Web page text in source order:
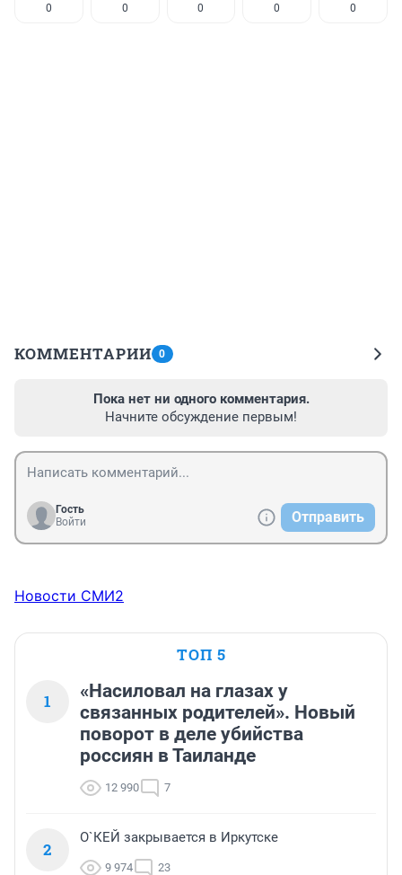
0 0 0 0 0
КОММЕНТАРИИ 0
Пока нет ни одного комментария.
Начните обсуждение первым!
Гость
Войти
Отправить
Новости СМИ2
ТОП 5
1
«Насиловал на глазах у
связанных родителей». Новый
поворот в деле убийства
россиян в Таиланде
12 990 7
2
О`КЕЙ закрывается в Иркутске
9 974 23